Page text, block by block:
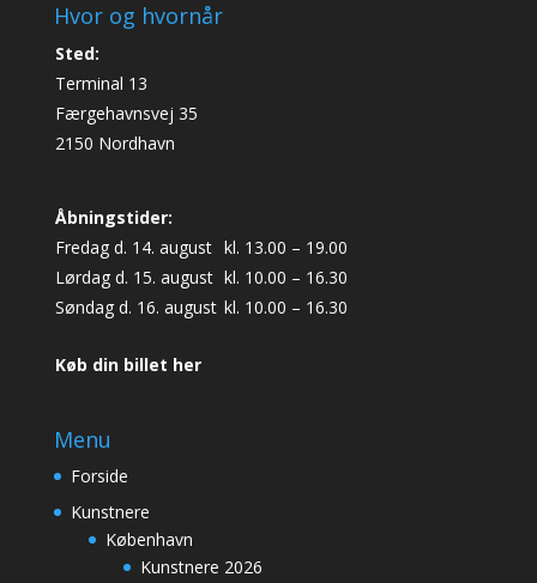
Hvor og hvornår
Sted:
Terminal 13
Færgehavnsvej 35
2150 Nordhavn
Åbningstider:
Fredag d. 14. august kl. 13.00 – 19.00
Lørdag d. 15. august kl. 10.00 – 16.30
Søndag d. 16. august kl. 10.00 – 16.30
Køb din billet her
Menu
Forside
Kunstnere
København
Kunstnere 2026